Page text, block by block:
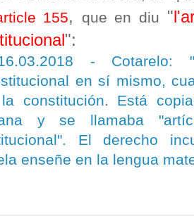
155, que en diu "
":
-
en sí mismo,
constitución. Está
y se llamaba
El derecho
enseñe en la lengua